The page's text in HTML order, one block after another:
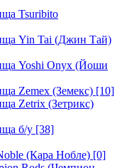
Tsuribito
Yin Tai (Джин Тай)
Yoshi Onyx (Йоши
Zemex (Земекс) [10]
Zetrix (Зетрикс)
б/у [38]
(Кара Нобле) [0]